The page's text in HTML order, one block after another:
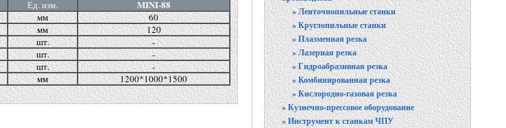
Ед. изм. MINI-88
мм
60
мм
120
шт.
-
шт.
-
шт.
-
мм 1200*1000*1500
» Ленточнопильные станки
» Круглопильные станки
» Плазменная резка
» Лазерная резка
» Гидроабразивная резка
» Комбинированная резка
» Кислородно-газовая резка
» Кузнечно-прессовое оборудование
» Инструмент к станкам ЧПУ